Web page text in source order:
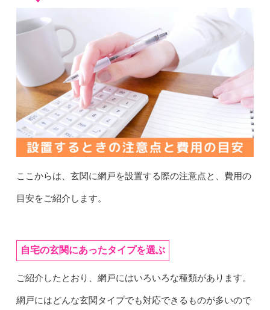
ここからは、玄関に網戸を設置する際の注意点と、費用の
目安をご紹介します。
自宅の玄関にあったタイプを選ぶ
ご紹介したとおり、網戸にはいろいろな種類があります。
網戸にはどんな玄関タイプでも対応できるものが多いので